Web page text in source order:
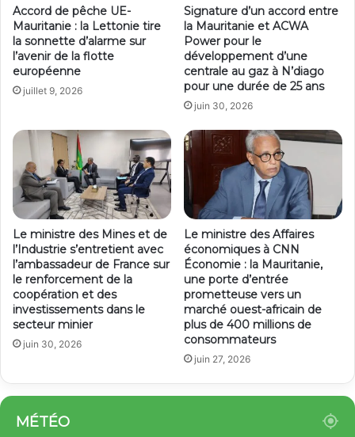
Accord de pêche UE-
Mauritanie : la Lettonie tire
la sonnette d’alarme sur
l’avenir de la flotte
européenne
juillet 9, 2026
Signature d’un accord entre
la Mauritanie et ACWA
Power pour le
développement d’une
centrale au gaz à N’diago
pour une durée de 25 ans
juin 30, 2026
Le ministre des Mines et de
l’Industrie s’entretient avec
l’ambassadeur de France sur
le renforcement de la
coopération et des
investissements dans le
secteur minier
juin 30, 2026
Le ministre des Affaires
économiques à CNN
Économie : la Mauritanie,
une porte d’entrée
prometteuse vers un
marché ouest-africain de
plus de 400 millions de
consommateurs
juin 27, 2026
MÉTÉO